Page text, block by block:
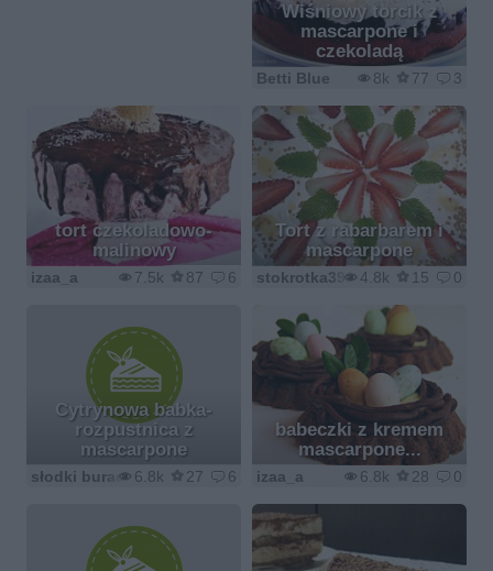
Wiśniowy torcik z
mascarpone i
czekoladą
8k 77 3
Betti Blue
tort czekoladowo-
malinowy
7.5k 87 6
izaa_a
Tort z rabarbarem i
mascarpone
4.8k 15 0
stokrotka390
Cytrynowa babka-
rozpustnica z
mascarpone
6.8k 27 6
słodki buraczek
babeczki z kremem
mascarpone...
6.8k 28 0
izaa_a